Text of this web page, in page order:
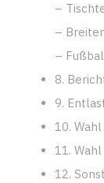
–
–
–
8.
9.
10.
11.
12.